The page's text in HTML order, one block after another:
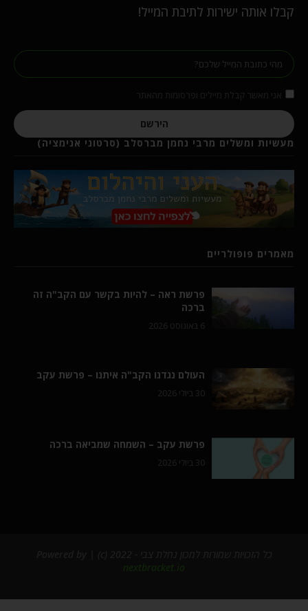
קבלו אותה ישירות לתיבת המייל!
הירשם
מעשיות ומשלים מרבי נחמן מברסלב (סרטוני אנימציה)
מאמרים פופולריים
פרשת ראה – להיות בקשר עם הקב"ה זה
ברכה
6 באוגוסט 2026
העולם נגדנו הקב"ה איתנו – פרשת עקב
30 ביולי 2026
פרשת עקב – השמחה שמביאה ברכה
30 ביולי 2026
nextbracket.io